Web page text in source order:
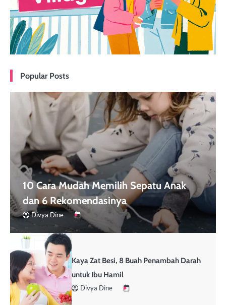
Popular Posts
10 Cara Mudah Memilih Sepatu Anak
dan 6 Rekomendasinya
Divya Dine
Kaya Zat Besi, 8 Buah Penambah Darah
untuk Ibu Hamil
Divya Dine